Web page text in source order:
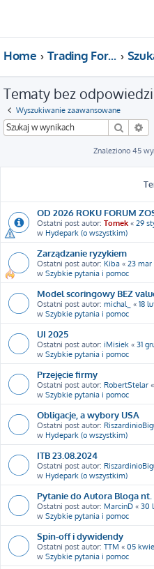
Home Trading For a Living
Tematy bez odpowiedzi
Wyszukiwanie zaawansowane
Szukaj
Znaleziono 45
OD 2026 ROKU FORUM
Ostatni post autor: Tomek « 29
w Hydepark (o wszystkim)
Zarządzanie ryzykiem
Ostatni post autor: Kiba « 23 mar
w Szybkie pytania i pomoc
Model scoringowy BEZ
Ostatni post autor: michal_ « 18
w Szybkie pytania i pomoc
UI 2025
Ostatni post autor: iMisiek « 31
w Szybkie pytania i pomoc
Przejęcie firmy
Ostatni post autor: RobertStelar «
w Szybkie pytania i pomoc
Obligacje, a wybory USA
Ostatni post autor:
w Hydepark (o wszystkim)
ITB 23.08.2024
Ostatni post autor:
w Hydepark (o wszystkim)
Pytanie do Autora Bloga nt.
Ostatni post autor: MarcinD « 30
w Szybkie pytania i pomoc
Spin-off i dywidendy
Ostatni post autor: TTM « 05
w Szybkie pytania i pomoc